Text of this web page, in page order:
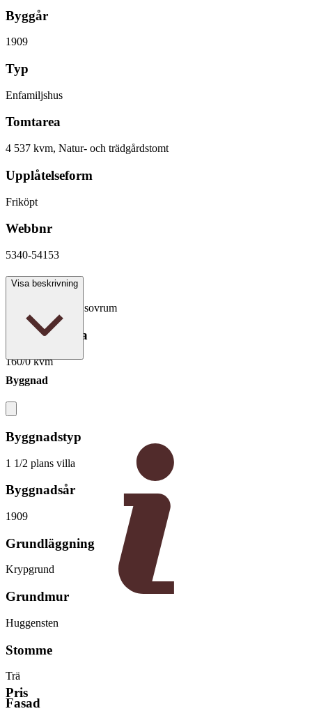
Byggår
1909
Typ
Enfamiljshus
Tomtarea
4 537 kvm, Natur- och trädgårdstomt
Upplåtelseform
Friköpt
Webbnr
5340-54153
Antal rum
7 rum varav 4 - 5 sovrum
Boarea/Biarea
160/0 kvm
Pris
Visa beskrivning
Byggnad
Byggnadstyp
1 1/2 plans villa
Byggnadsår
1909
Grundläggning
Krypgrund
Grundmur
Huggensten
Stomme
Trä
Fasad